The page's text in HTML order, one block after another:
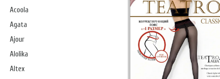
Acoola
Agata
Ajour
Alolika
Altex